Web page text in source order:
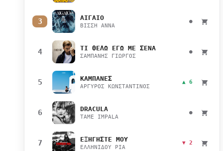
3 ΑΙΓΑΙΟ
ΒΙΣΣΗ ΑΝΝΑ
●
4 ΤΙ ΘΕΛΩ ΕΓΩ ΜΕ ΣΕΝΑ
ΣΑΜΠΑΝΗΣ ΓΙΩΡΓΟΣ
●
5 ΚΑΜΠΑΝΕΣ
ΑΡΓΥΡΟΣ ΚΩΝΣΤΑΝΤΙΝΟΣ
▲ 6
6 DRACULA
TAME IMPALA
●
7 ΕΞΗΓΗΣΤΕ ΜΟΥ
ΕΛΛΗΝΙΔΟΥ ΡΙΑ
▼ 2